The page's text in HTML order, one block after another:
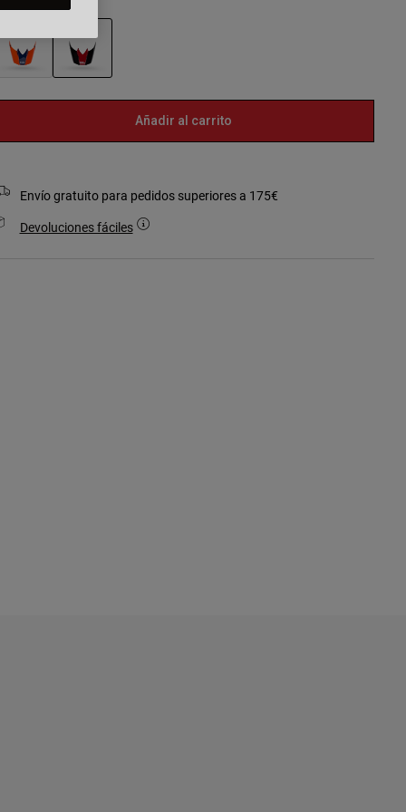
Añadir al carrito
Envío gratuito para pedidos superiores a 175€
Devoluciones fáciles